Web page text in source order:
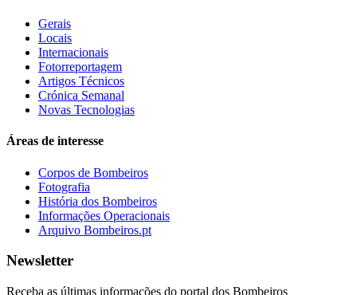
Gerais
Locais
Internacionais
Fotorreportagem
Artigos Técnicos
Crónica Semanal
Novas Tecnologias
Áreas de interesse
Corpos de Bombeiros
Fotografia
História dos Bombeiros
Informações Operacionais
Arquivo Bombeiros.pt
Newsletter
Receba as últimas informações do portal dos Bombeiros